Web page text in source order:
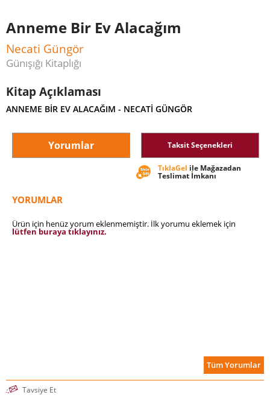
Anneme Bir Ev Alacağım
Necati Güngör
Günışığı Kitaplığı
Kitap Açıklaması
ANNEME BİR EV ALACAĞIM - NECATİ GÜNGÖR
Yorumlar Taksit Seçenekleri
TıklaGel ile Mağazadan
Teslimat İmkanı
YORUMLAR
Ürün için henüz yorum eklenmemiştir. İlk yorumu eklemek için
lütfen buraya tıklayınız.
Tüm Yorumlar
Tavsiye Et